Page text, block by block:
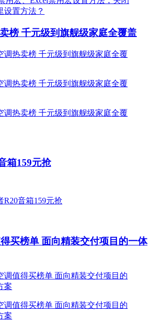
榜 千元级到旗舰级家庭全覆盖
箱159元抢
买榜单 面向精装交付项目的一体